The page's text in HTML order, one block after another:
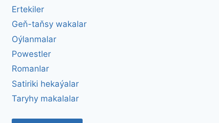
Ertekiler
Geň-taňsy wakalar
Oýlanmalar
Powestler
Romanlar
Satiriki hekaýalar
Taryhy makalalar